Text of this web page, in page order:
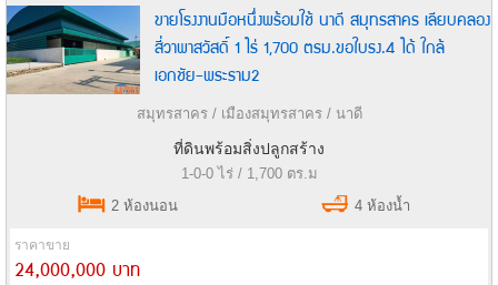
ขายโรงงานมือหนึ่งพร้อมใช้ นาดี สมุทรสาคร เลียบคลอง
สี่วาพาสวัสดิ์ 1 ไร่ 1,700 ตรม.ขอใบรง.4 ได้ ใกล้
เอกชัย-พระราม2
สมุทรสาคร / เมืองสมุทรสาคร / นาดี
ที่ดินพร้อมสิ่งปลูกสร้าง
1-0-0 ไร่ / 1,700 ตร.ม
2 ห้องนอน
4 ห้องน้ำ
ราคาขาย
24,000,000 บาท